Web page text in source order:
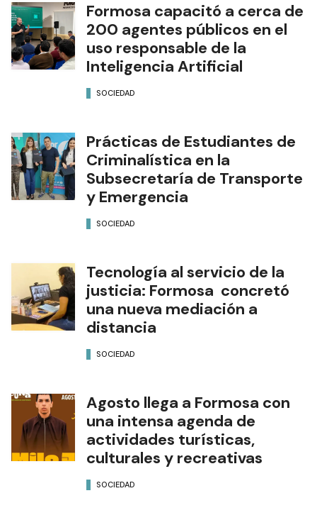
Formosa capacitó a cerca de
200 agentes públicos en el
uso responsable de la
Inteligencia Artificial
SOCIEDAD
Prácticas de Estudiantes de
Criminalística en la
Subsecretaría de Transporte
y Emergencia
SOCIEDAD
Tecnología al servicio de la
justicia: Formosa concretó
una nueva mediación a
distancia
SOCIEDAD
Agosto llega a Formosa con
una intensa agenda de
actividades turísticas,
culturales y recreativas
SOCIEDAD